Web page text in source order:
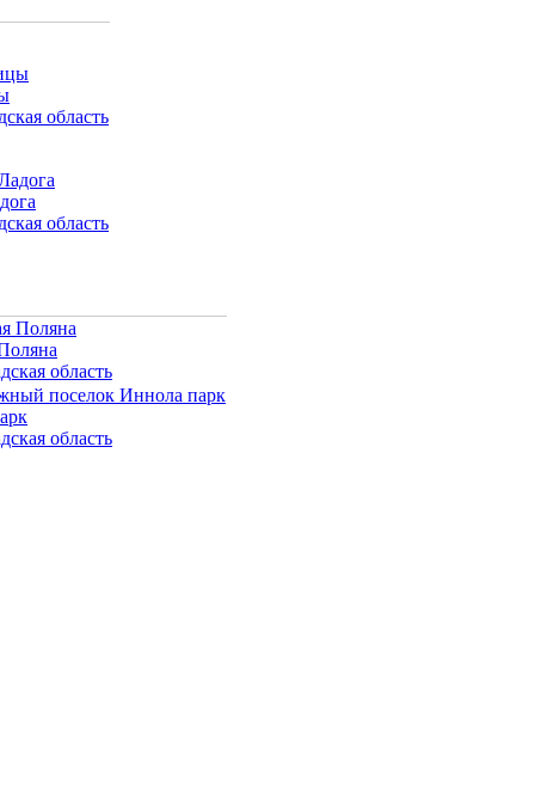
область
область
область
область